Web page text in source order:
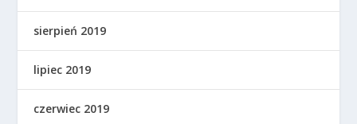
sierpień 2019
lipiec 2019
czerwiec 2019